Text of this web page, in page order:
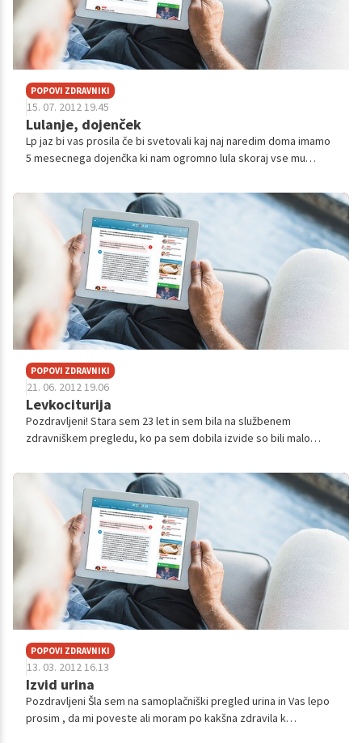
POPOVI ZDRAVNIKI
15. 07. 2012 19.45
Lulanje, dojenček
Lp jaz bi vas prosila če bi svetovali kaj naj naredim doma imamo
5 mesecnega dojenčka ki nam ogromno lula skoraj vse mu
hidrokela ki je p...
POPOVI ZDRAVNIKI
21. 06. 2012 19.06
Levkociturija
Pozdravljeni! Stara sem 23 let in sem bila na službenem
zdravniškem pregledu, ko pa sem dobila izvide so bili malo
pokazala d...
POPOVI ZDRAVNIKI
13. 03. 2012 16.13
Izvid urina
Pozdravljeni Šla sem na samoplačniški pregled urina in Vas lepo
prosim , da mi poveste ali moram po kakšna zdravila k